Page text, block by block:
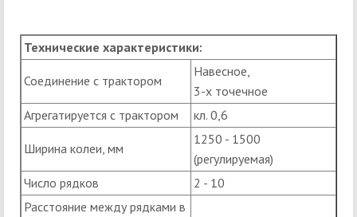
Технические характеристики:
Соединение с трактором
Навесное,
3-х точечное
Агрегатируется с трактором
кл. 0,6
Ширина колеи, мм
1250 - 1500
(регулируемая)
Число рядков
2 - 10
Расстояние между рядками в